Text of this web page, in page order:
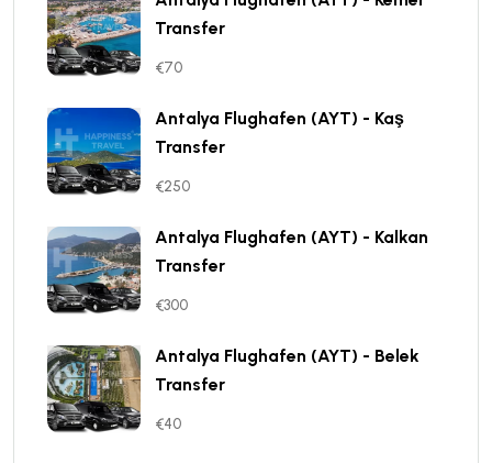
Transfer
€70
Antalya Flughafen (AYT) - Kaş
Transfer
€250
Antalya Flughafen (AYT) - Kalkan
Transfer
€300
Antalya Flughafen (AYT) - Belek
Transfer
€40